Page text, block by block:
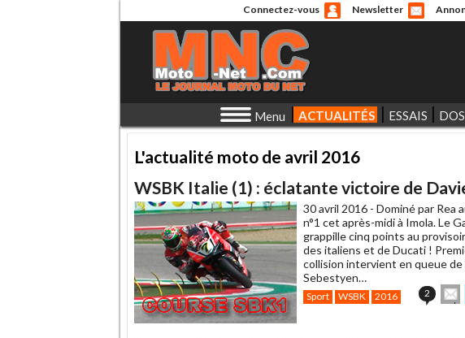
Connectez-vous Newsletter
Menu ACTUALITÉS ESSAIS
L'actualité moto de avril 2016
WSBK Italie (1) : éclatante victoire de
30 avril 2016 - Dominé par Rea
n°1 cet après-midi à Imola. Le
grappille cinq points au
des italiens et de Ducati !
collision intervient en queue
Sebestyen…
Sport WSBK 2016 2
cet